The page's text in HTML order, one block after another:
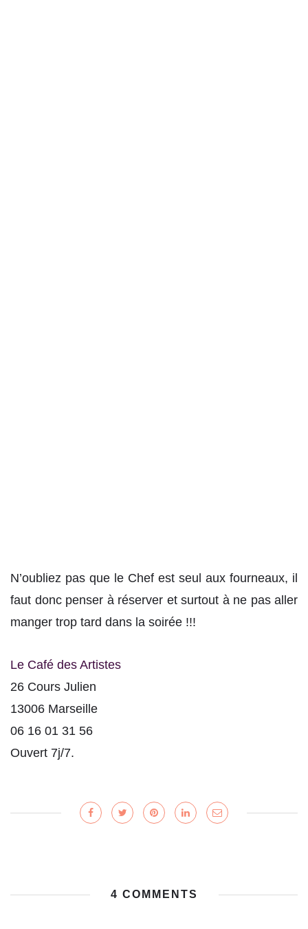
N’oubliez pas que le Chef est seul aux fourneaux, il
faut donc penser à réserver et surtout à ne pas aller
manger trop tard dans la soirée !!!
Le Café des Artistes
26 Cours Julien
13006 Marseille
06 16 01 31 56
Ouvert 7j/7.
4 COMMENTS